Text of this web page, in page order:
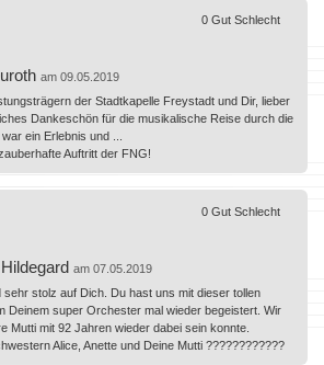
am 09.05.2019
der Stadtkapelle Freystadt und Dir, lieber
Dankeschön für die musikalische Reise durch die
ein Erlebnis und ...
Auftritt der FNG!
0 Gut Schlecht
am 07.05.2019
sehr stolz auf Dich. Du hast uns mit dieser tollen
Deinem super Orchester mal wieder begeistert. Wir
Mutti mit 92 Jahren wieder dabei sein konnte.
Alice, Anette und Deine Mutti ????????????
0 Gut Schlecht